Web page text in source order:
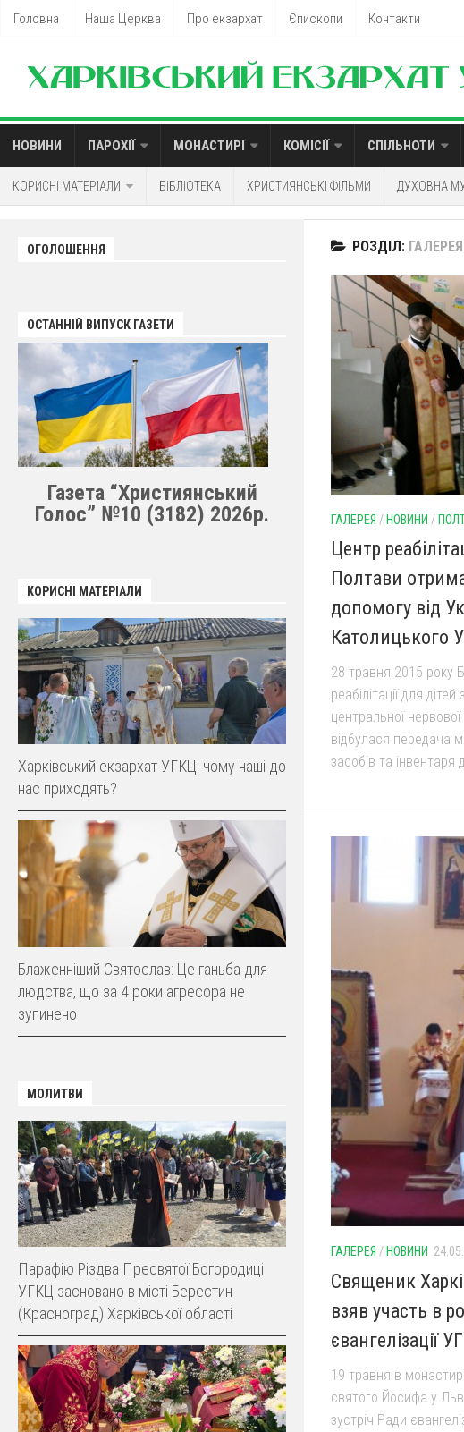
Головна Наша Церква Про екзархат Єпископи Контакти
НОВИНИ ПАРОХІЇ МОНАСТИРІ КОМІСІЇ СПІЛЬНОТИ
КОРИСНІ МАТЕРІАЛИ БІБЛІОТЕКА ХРИСТИЯНСЬКІ ФІЛЬМИ ДУХОВНА
РОЗДІЛ: ГАЛЕРЕЯ
ГАЛЕРЕЯ / НОВИНИ /
Центр
Полтави
допомогу від
Католицького
28 травня 2015 року
реабілітації для
центральної
відбулася передача
засобів та
ГАЛЕРЕЯ / НОВИНИ
Священик
взяв участь в
євангелізації
19 травня в
святого Йосифа у
зустріч Ради
ОГОЛОШЕННЯ
ОСТАННІЙ ВИПУСК ГАЗЕТИ
Газета “Християнський
Голос” №10 (3182) 2026р.
КОРИСНІ МАТЕРІАЛИ
Харківський екзархат УГКЦ: чому наші до
нас приходять?
Блаженніший Святослав: Це ганьба для
людства, що за 4 роки агресора не
зупинено
МОЛИТВИ
Парафію Різдва Пресвятої Богородиці
УГКЦ засновано в місті Берестин
(Красноград) Харківської області